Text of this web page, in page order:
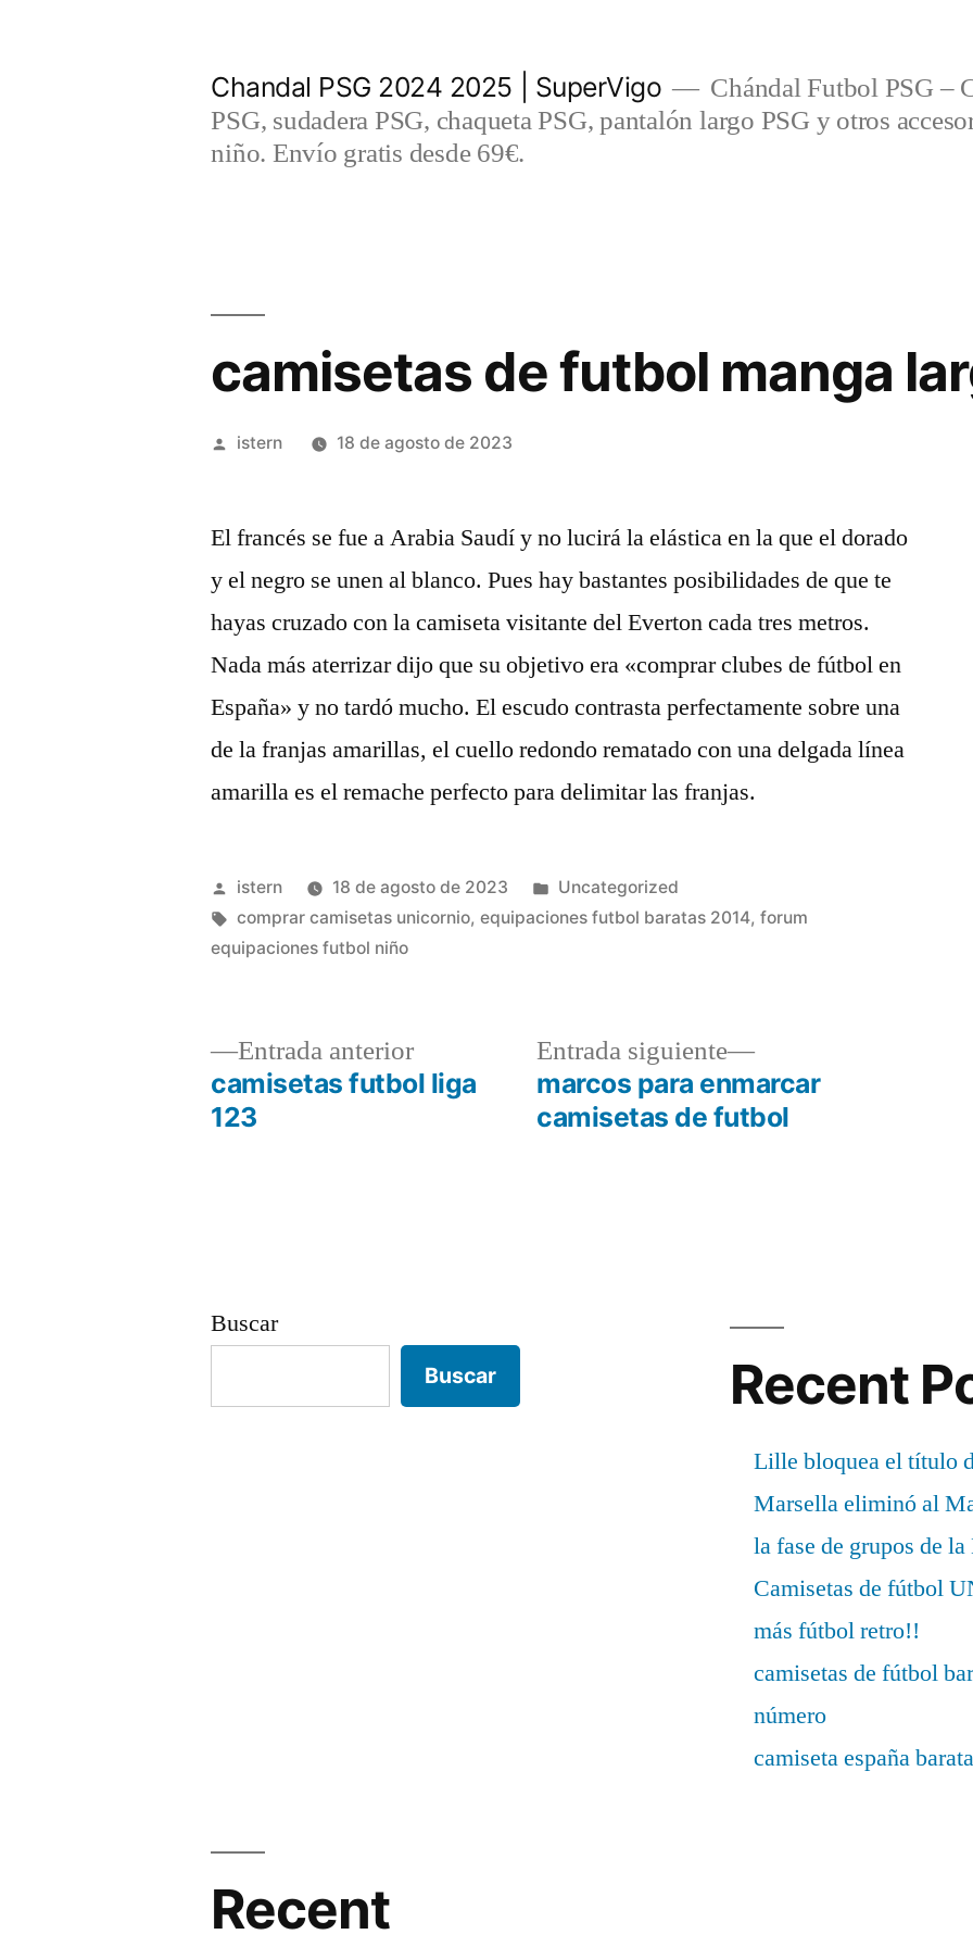
Chandal PSG 2024 2025 | SuperVigo
Chándal Futbol PSG –
PSG, sudadera PSG, chaqueta PSG, pantalón largo PSG y otros
niño. Envío gratis desde 69€.
camisetas de futbol manga
Publicado
istern 18 de agosto de 2023
El francés se fue a Arabia Saudí y no lucirá la elástica en la que el dorado
y el negro se unen al blanco. Pues hay bastantes posibilidades de que te
hayas cruzado con la camiseta visitante del Everton cada tres metros.
Nada más aterrizar dijo que su objetivo era «comprar clubes de fútbol en
España» y no tardó mucho. El escudo contrasta perfectamente sobre una
de la franjas amarillas, el cuello redondo rematado con una delgada línea
amarilla es el remache perfecto para delimitar las franjas.
Publicado
por
istern 18 de agosto de 2023
Publicado
en
Uncategorized
Etiquetas:
comprar camisetas unicornio,equipaciones futbol baratas 2014,forum
equipaciones futbol niño
Navegación
Entrada anteriorEntrada
anterior:
camisetas futbol liga
123
Entrada siguiente
Entrada
siguiente:
marcos para enmarcar
camisetas de futbol
Buscar
Buscar Recent
Lille bloquea el título
Marsella eliminó al
la fase de grupos de
Camisetas de fútbol
más fútbol retro!!
camisetas de fútbol
número
camiseta españa barata
Recent